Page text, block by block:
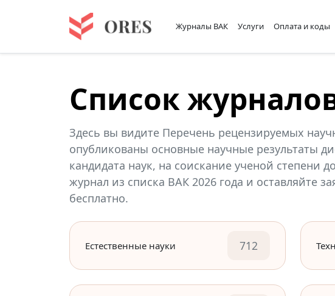
Журналы ВАК Услуги Оплата и коды
Список
Здесь вы видите Перечень рецензируемых
опубликованы основные научные результаты
кандидата наук, на соискание ученой степени
журнал из списка ВАК 2026 года и оставляйте
бесплатно.
Естественные науки 712